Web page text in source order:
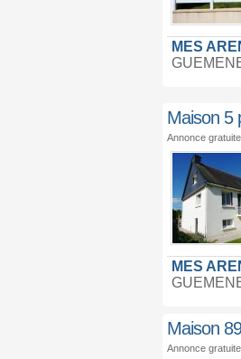
MES
Maison 5
Annonce
MES
Maison
Annonce